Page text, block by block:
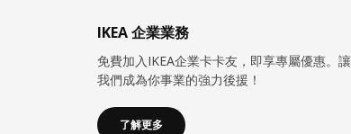
IKEA 企業業務
免費加入IKEA企業卡卡友，即享專屬優惠。讓
我們成為你事業的強力後援！
了解更多